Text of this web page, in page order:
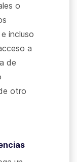
o
incluso
a
de
otro